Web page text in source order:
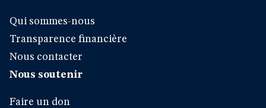
Qui sommes-nous
Transparence financière
Nous contacter
Nous soutenir
Faire un don